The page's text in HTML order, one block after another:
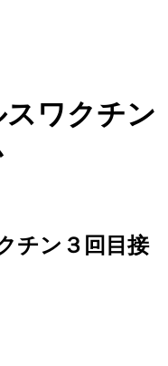
ワクチン
チン３回目接